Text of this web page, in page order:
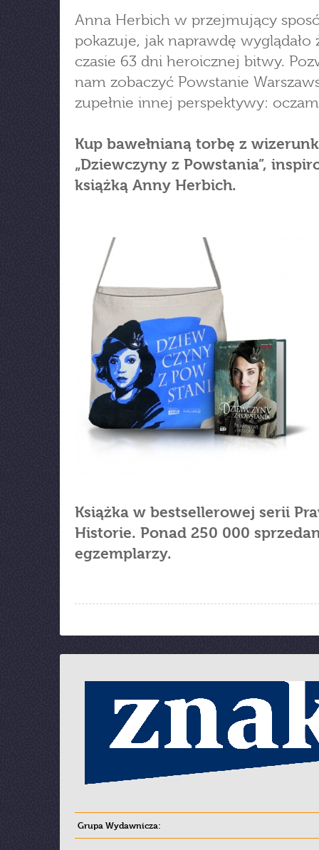
Anna Herbich w przejmujący
pokazuje, jak naprawdę wyglądało
czasie 63 dni heroicznej bitwy.
nam zobaczyć Powstanie
zupełnie innej perspektywy:
Kup bawełnianą torbę z
„Dziewczyny z Powstania”,
książką Anny Herbich.
Książka w bestsellerowej serii
Historie. Ponad 250 000
egzemplarzy.
Grupa Wydawnicza: